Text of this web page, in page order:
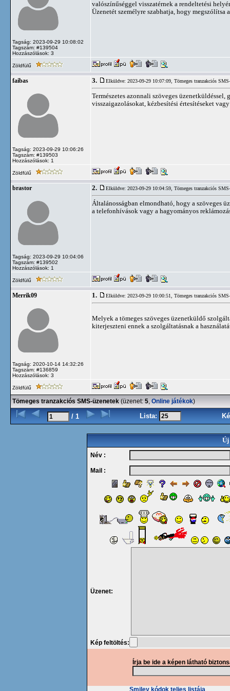
Tagság: 2023-09-29 10:08:02
Tagszám: #139504
Hozzászólások: 3
valószínűséggel visszatérnek a rendeltetési
Üzenetét személyre szabhatja, hogy
Zöldfülű
faibas
Tagság: 2023-09-29 10:06:26
Tagszám: #139503
Hozzászólások: 1
3. Elküldve: 2023-09-29 10:07:09, Tömeges tranzakciós
Természetes azonnali szöveges
visszaigazolásokat, kézbesítési értesítéseket
Zöldfülű
brastor
Tagság: 2023-09-29 10:04:06
Tagszám: #139502
Hozzászólások: 1
2. Elküldve: 2023-09-29 10:04:59, Tömeges tranzakciós
Általánosságban elmondható, hogy a szöveges
a telefonhívások vagy a hagyományos
Zöldfülű
Merrik09
Tagság: 2020-10-14 14:32:26
Tagszám: #136859
Hozzászólások: 3
1. Elküldve: 2023-09-29 10:00:51, Tömeges tranzakciós
Melyek a tömeges szöveges üzenetküldő
kiterjeszteni ennek a szolgáltatásnak a
Zöldfülű
Tömeges tranzakciós SMS-üzenetek (üzenet: 5, Online játékok)
/ 1 Lista:
Új
Név :
Mail :
Üzenet:
Kép feltöltés:
Írja be ide a képen látható
Smiley kódok teljes listája